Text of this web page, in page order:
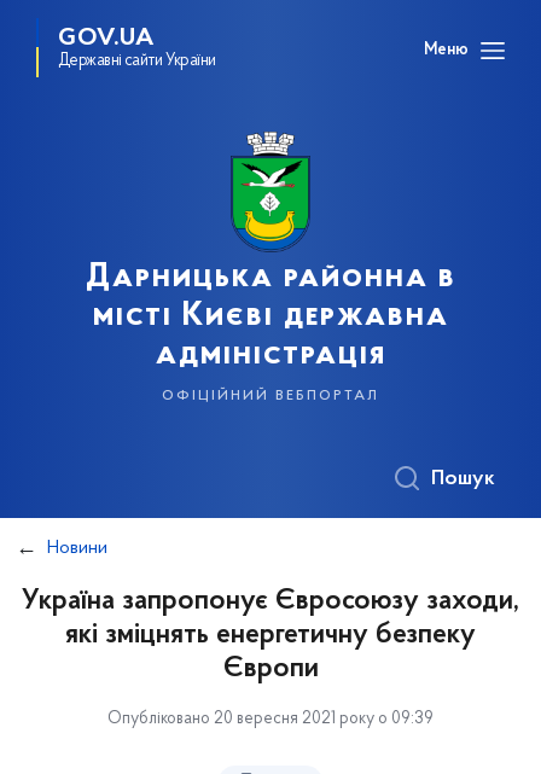
GOV.UA
Державні сайти України
Меню
Дарницька районна в
місті Києві державна
адміністрація
офіційний вебпортал
Пошук
Новини
Україна запропонує Євросоюзу заходи,
які зміцнять енергетичну безпеку
Європи
Опубліковано 20 вересня 2021 року о 09:39